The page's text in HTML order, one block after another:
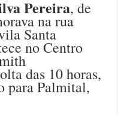
Pereira, de
na rua
Santa
no Centro
das 10 horas,
para Palmital,